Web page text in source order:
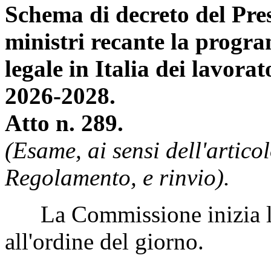
Schema di decreto del
ministri recante la
legale in Italia dei
2026-2028.
Atto n. 289.
(Esame, ai sensi
Regolamento, e rinvio).
La Commissione inizia
all'ordine del giorno.